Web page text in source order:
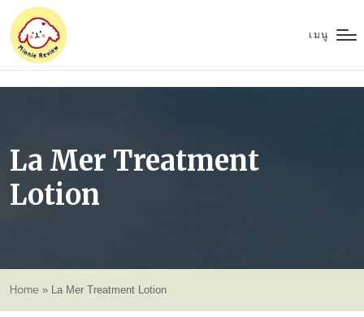
เมนู
La Mer Treatment
Lotion
Home » La Mer Treatment Lotion